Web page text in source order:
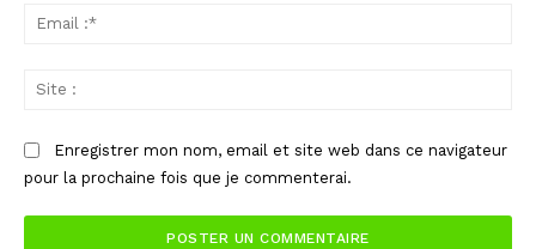
Enregistrer mon nom, email et site web dans ce navigateur
pour la prochaine fois que je commenterai.